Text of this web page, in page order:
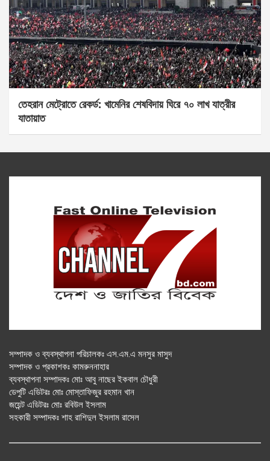
তেহরান মেট্রোতে রেকর্ড: খামেনির শেষবিদায় ঘিরে ৭০ লাখ যাত্রীর
যাতায়াত
সম্পাদক ও ব্যবস্থাপনা পরিচালকঃ এস.এম.এ মনসুর মাসুদ
সম্পাদক ও প্রকাশকঃ কামরুননাহার
ব্যবস্থাপনা সম্পাদকঃ মোঃ আবু নাছের ইকবাল চৌধুরী
ডেপুটি এডিটরঃ মোঃ মোস্তাফিজুর রহমান খান
জয়েন্ট এডিটরঃ মোঃ রবিউল ইসলাম
সহকারী সম্পাদকঃ শাহ রাশিদুল ইসলাম রাসেল